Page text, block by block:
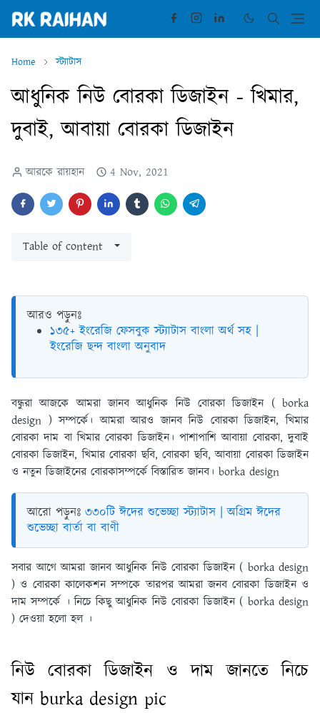
Home স্ট্যাটাস
আধুনিক নিউ বোরকা ডিজাইন - খিমার,
দুবাই, আবায়া বোরকা ডিজাইন
আরকে রায়হান 4 Nov, 2021
Table of content
আরও পড়ুনঃ
১৩৫+ ইংরেজি ফেসবুক স্ট্যাটাস বাংলা অর্থ সহ |
ইংরেজি ছন্দ বাংলা অনুবাদ
বন্ধুরা আজকে আমরা জানব আধুনিক নিউ বোরকা ডিজাইন ( borka
design ) সম্পর্কে। আমরা আরও জানব নিউ বোরকা ডিজাইন, খিমার
বোরকা দাম বা খিমার বোরকা ডিজাইন। পাশাপাশি আবায়া বোরকা, দুবাই
বোরকা ডিজাইন, খিমার বোরকা ছবি, বোরকা ছবি, আবায়া বোরকা ডিজাইন
ও নতুন ডিজাইনের বোরকাসম্পর্কে বিস্তারিত জানব। borka design
আরো পড়ুনঃ ৩৩০টি ঈদের শুভেচ্ছা স্ট্যাটাস | অগ্রিম ঈদের
শুভেচ্ছা বার্তা বা বাণী
সবার আগে আমরা জানব আধুনিক নিউ বোরকা ডিজাইন ( borka design
) ও বোরকা কালেকশন সম্পকে তারপর আমরা জনব বোরকা ডিজাইন ও
দাম সম্পর্কে । নিচে কিছু আধুনিক নিউ বোরকা ডিজাইন ( borka design
) দেওয়া হলো হল ।
নিউ বোরকা ডিজাইন ও দাম জানতে নিচে
যান burka design pic